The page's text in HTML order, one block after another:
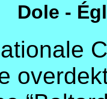
Dole -